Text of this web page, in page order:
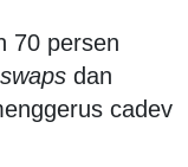
70 persen
dan
cadev